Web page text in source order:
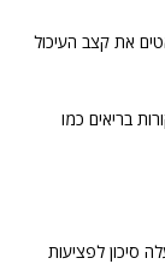
את קצב העיכול
בריאים כמו
סיכון לפציעות